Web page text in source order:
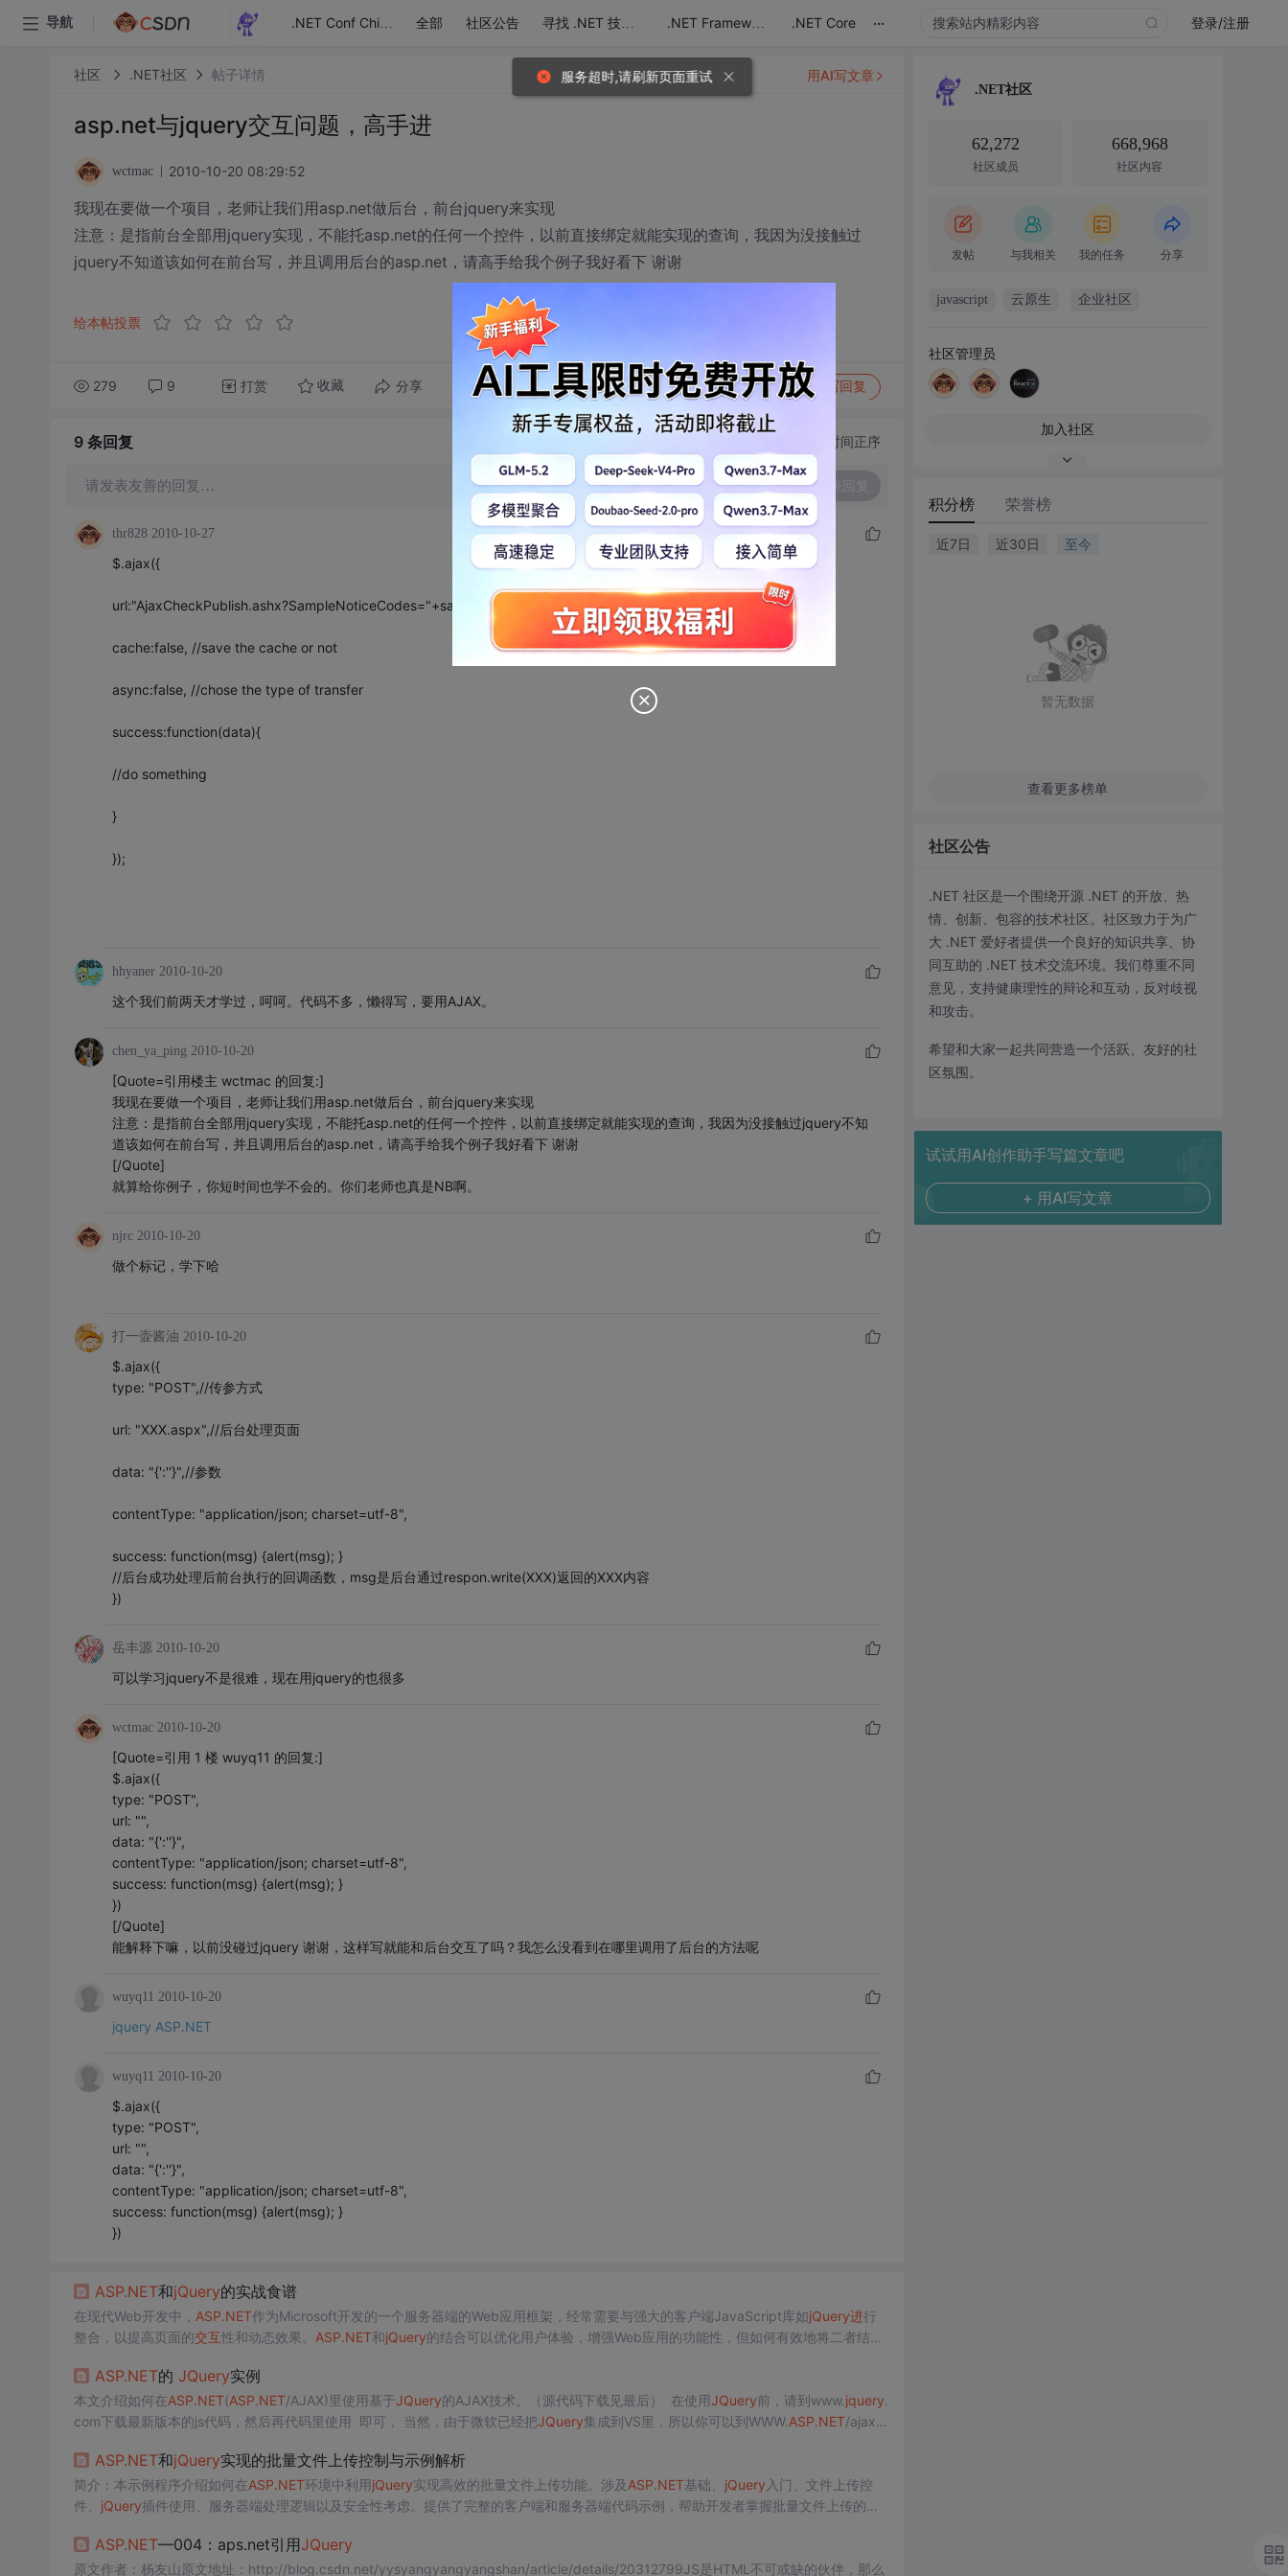
导航 .NET Conf China 全部 社区公告 寻找 .NET 技术达人 .NET Framework .NET Core ... 登录/注册
社区 .NET社区 帖子详情
asp.net与jquery交互问题，高手进
wctmac 2010-10-20 08:29:52
我现在要做一个项目，老师让我们用asp.net做后台，前台jquery来实现
注意：是指前台全部用jquery实现，不能托asp.net的任何一个控件，以前直接绑定就能实现的查询，我因为没接触过
jquery不知道该如何在前台写，并且调用后台的asp.net，请高手给我个例子我好看下 谢谢
给本帖投票
279 9 打赏 收藏 分享 转发到动态 举报 写回复
用AI写文章
9 条回复 切换为时间正序
请发表友善的回复… 发表回复
thr828 2010-10-27
$.ajax({
url:"AjaxCheckPublish.ashx?SampleNoticeCodes="+sampleNoticeCodes,
cache:false, //save the cache or not
async:false, //chose the type of transfer
success:function(data){
//do something
}
});
hhyaner 2010-10-20
这个我们前两天才学过，呵呵。代码不多，懒得写，要用AJAX。
chen_ya_ping 2010-10-20
[Quote=引用楼主 wctmac 的回复:]
我现在要做一个项目，老师让我们用asp.net做后台，前台jquery来实现
注意：是指前台全部用jquery实现，不能托asp.net的任何一个控件，以前直接绑定就能实现的查询，我因为没接触过jquery不知
道该如何在前台写，并且调用后台的asp.net，请高手给我个例子我好看下 谢谢
[/Quote]
就算给你例子，你短时间也学不会的。你们老师也真是NB啊。
njrc 2010-10-20
做个标记，学下哈
打一壶酱油 2010-10-20
$.ajax({
type: "POST",//传参方式
url: "XXX.aspx",//后台处理页面
data: "{':''}",//参数
contentType: "application/json; charset=utf-8",
success: function(msg) {alert(msg); }
//后台成功处理后前台执行的回调函数，msg是后台通过respon.write(XXX)返回的XXX内容
})
岳丰源 2010-10-20
可以学习jquery不是很难，现在用jquery的也很多
wctmac 2010-10-20
[Quote=引用 1 楼 wuyq11 的回复:]
$.ajax({
type: "POST",
url: "",
data: "{':''}",
contentType: "application/json; charset=utf-8",
success: function(msg) {alert(msg); }
})
[/Quote]
能解释下嘛，以前没碰过jquery 谢谢，这样写就能和后台交互了吗？我怎么没看到在哪里调用了后台的方法呢
wuyq11 2010-10-20
jquery ASP.NET
wuyq11 2010-10-20
$.ajax({
type: "POST",
url: "",
data: "{':''}",
contentType: "application/json; charset=utf-8",
success: function(msg) {alert(msg); }
})
ASP.NET和jQuery的实战食谱
在现代Web开发中， ASP.NET作为Microsoft开发的一个服务器端的Web应用框架，经常需要与强大的客户端JavaScript库如jQuery进行
整合，以提高页面的交互性和动态效果。 ASP.NET和jQuery的结合可以优化用户体验，增强Web应用的功能性，但如何有效地将二者结合
的浏览器兼容性不同，选择合适的版本至关重要。
ASP.NET的 JQuery实例
本文介绍如何在ASP.NET(ASP.NET/AJAX)里使用基于JQuery 的AJAX技术。（源代码下载见最后） 在使用JQuery前，请到www. jquery
com下载最新版本的js代码，然后再代码里使用 即可， 当然，由于微软已经把JQuery集成到VS里，所以你可以到WWW. ASP.NET/ajax
ASP.NET和jQuery实现的批量文件上传控制与示例解析
简介：本示例程序介绍如何在ASP.NET环境中利用jQuery实现高效的批量文件上传功能。涉及 ASP.NET基础、 jQuery 入门、文件上传控
件、 jQuery插件使用、服务器端处理逻辑以及安全性考虑。提供了完整的客户端和服务器端代码示例，帮助开发者掌握批量文件上传的核
ASP.NET—004：aps.net引用JQuery
原文作者：杨友山原文地址：http://blog.csdn.net/yysyangyangyangshan/article/details/20312799JS是HTML不可或缺的伙伴，那么
.NET社区
62,272
社区成员
668,968
社区内容
发帖 与我相关 我的任务 分享
javascript 云原生 企业社区
社区管理员
加入社区
积分榜 荣誉榜
近7日 近30日 至今
暂无数据
查看更多榜单
社区公告
.NET 社区是一个围绕开源 .NET 的开放、热
情、创新、包容的技术社区。社区致力于为广
大 .NET 爱好者提供一个良好的知识共享、协
同互助的 .NET 技术交流环境。我们尊重不同
意见，支持健康理性的辩论和互动，反对歧视
和攻击。
希望和大家一起共同营造一个活跃、友好的社
区氛围。
试试用AI创作助手写篇文章吧
+ 用AI写文章
服务超时,请刷新页面重试